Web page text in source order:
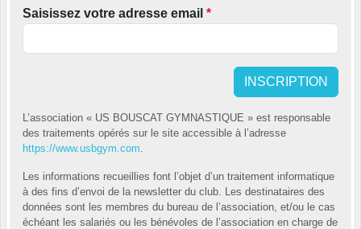
Saisissez votre adresse email *
INSCRIPTION
L’association « US BOUSCAT GYMNASTIQUE » est responsable
des traitements opérés sur le site accessible à l’adresse
https://www.usbgym.com
Les informations recueillies font l’objet d’un traitement informatique
à des fins d’envoi de la newsletter du club. Les destinataires des
données sont les membres du bureau de l’association, et/ou le cas
échéant les salariés ou les bénévoles de l’association en charge de